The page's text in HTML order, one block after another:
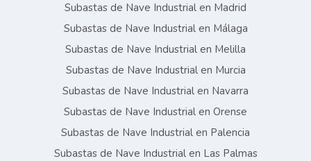
Subastas de Nave Industrial en Madrid
Subastas de Nave Industrial en Málaga
Subastas de Nave Industrial en Melilla
Subastas de Nave Industrial en Murcia
Subastas de Nave Industrial en Navarra
Subastas de Nave Industrial en Orense
Subastas de Nave Industrial en Palencia
Subastas de Nave Industrial en Las Palmas